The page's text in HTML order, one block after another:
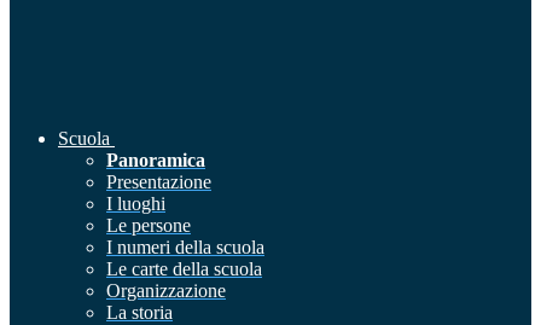
Scuola
Panoramica
Presentazione
I luoghi
Le persone
I numeri della scuola
Le carte della scuola
Organizzazione
La storia